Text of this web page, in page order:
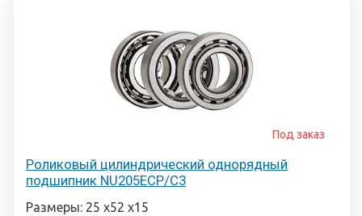
Роликовый цилиндрический однорядный
подшипник NU205ECP/C3
Под заказ
Размеры: 25 х52 х15